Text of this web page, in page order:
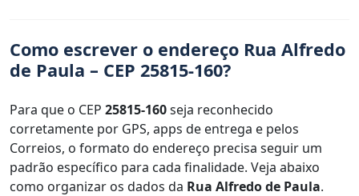
Como escrever o endereço Rua Alfredo
de Paula – CEP 25815-160?
Para que o CEP 25815-160seja reconhecido
corretamente por GPS, apps de entrega e pelos
Correios, o formato do endereço precisa seguir um
padrão específico para cada finalidade. Veja abaixo
como organizar os dados da Rua Alfredo de Paula.